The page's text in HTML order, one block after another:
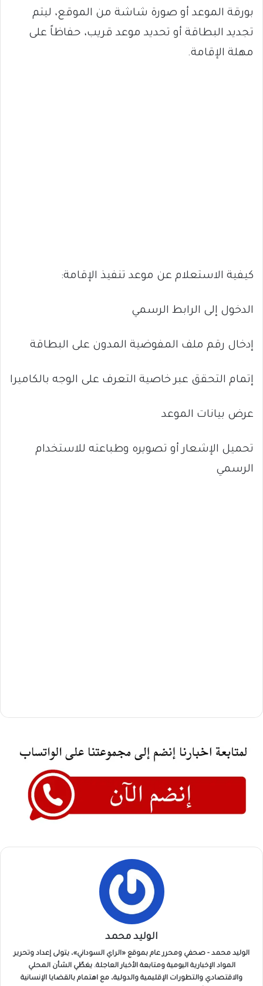
بورقة الموعد أو صورة شاشة من الموقع، ليتم
تجديد البطاقة أو تحديد موعد قريب، حفاظاً على
مهلة الإقامة.
كيفية الاستعلام عن موعد تنفيذ الإقامة:
الدخول إلى الرابط الرسمي
إدخال رقم ملف المفوضية المدون على البطاقة
إتمام التحقق عبر خاصية التعرف على الوجه بالكاميرا
عرض بيانات الموعد
تحميل الإشعار أو تصويره وطباعته للاستخدام
الرسمي
الوليد محمد
الوليد محمد - صحفي ومحرر عام بموقع «الراي السوداني»، يتولى إعداد وتحرير
المواد الإخبارية اليومية ومتابعة الأخبار العاجلة. يغطّي الشأن المحلي
والاقتصادي والتطورات الإقليمية والدولية، مع اهتمام بالقضايا الإنسانية